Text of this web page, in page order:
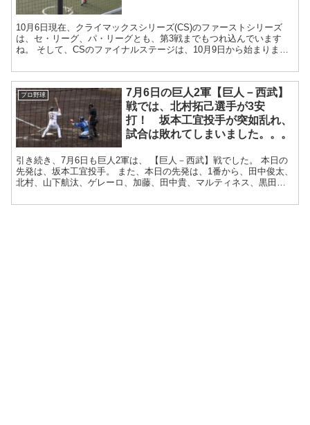
10月6日現在、クライマックスシリーズ(CS)のファーストシリーズ
は、セ・リーグ、パ・リーグとも、第3戦までもつれ込んでいます
ね。 そして、CSのファイナルステージは、10月9日から始まりま
プロ野球
7月6日の巨人2軍【巨人－西武】
戦では、北村拓己選手が3安
打！ 坂本工宜投手が突如乱れ、
試合は敗れてしまいました。。。
引き続き、7月6日も巨人2軍は、 【巨人－西武】戦でした。 本日の
先発は、坂本工宜投手。 また、本日の先発は、1番から、田中俊太、
北村、山下航汰、ゲレーロ、加藤、田中貴、マルティネス、黒田、